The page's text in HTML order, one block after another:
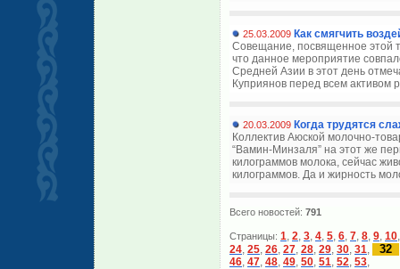
25.03.2009 Как смягчить
Совещание, посвященное этой
что данное мероприятие
Средней Азии в этот день
Куприянов перед всем активом
20.03.2009 Когда трудятся
Коллектив Аюской молочно-
“Вамин-Минзаля” на этот же
килограммов молока, сейчас
килограммов. Да и жирность
Всего новостей: 791
Страницы: 1, 2, 3, 4, 5, 6, 7, 8, 9, 10
24, 25, 26, 27, 28, 29, 30, 31, 32
46, 47, 48, 49, 50, 51, 52, 53,